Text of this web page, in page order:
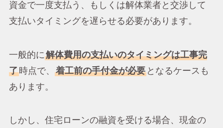
資金で一度支払う、もしくは解体業者と交渉して
支払いタイミングを遅らせる必要があります。
一般的に 解体費用の支払いのタイミングは工事完
了時点で、 着工前の手付金が必要となるケースも
あります。
しかし、住宅ローンの融資を受ける場合、現金の